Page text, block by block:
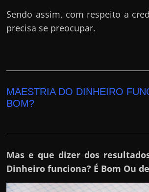
Sendo assim, com respeito a
precisa se preocupar.
MAESTRIA DO DINHEIRO
BOM?
Mas e que dizer dos
Dinheiro funciona? É Bom Ou